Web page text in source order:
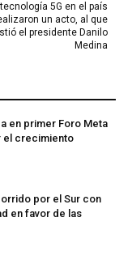
tecnología 5G en el país
un acto, al que
el presidente Danilo
Medina
en primer Foro Meta
el crecimiento
por el Sur con
en favor de las